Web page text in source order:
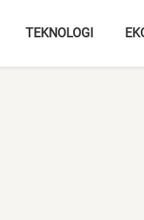
TEKNOLOGI